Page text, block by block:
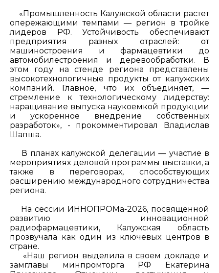
«Промышленность Калужской области растет
опережающими темпами — регион в тройке
лидеров РФ. Устойчивость обеспечивают
предприятия разных отраслей: от
машиностроения и фармацевтики до
автомобилестроения и деревообработки. В
этом году на стенде региона представлены
высокотехнологичные продукты от калужских
компаний. Главное, что их объединяет, —
стремление к технологическому лидерству:
наращивание выпуска наукоемкой продукции
и ускоренное внедрение собственных
разработок», - прокомментировал Владислав
Шапша.
В планах калужской делегации — участие в
мероприятиях деловой программы выставки, а
также в переговорах, способствующих
расширению международного сотрудничества
региона.
На сессии ИННОПРОМа-2026, посвященной
развитию инновационной
радиофармацевтики, Калужская область
прозвучала как один из ключевых центров в
стране.
«Наш регион выделила в своем докладе и
замглавы минпромторга РФ Екатерина